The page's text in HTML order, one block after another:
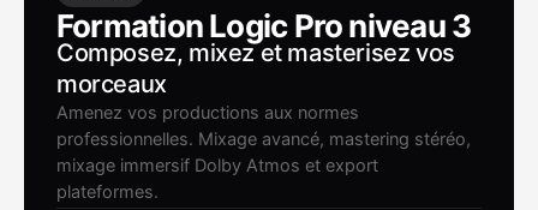
Formation Logic Pro niveau 3
Composez, mixez et masterisez vos
morceaux
Amenez vos productions aux normes
professionnelles. Mixage avancé, mastering stéréo,
mixage immersif Dolby Atmos et export
plateformes.